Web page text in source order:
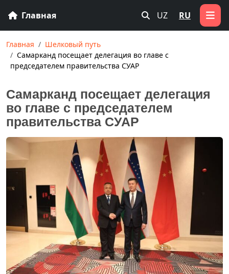
Главная UZ RU
Главная
Шелковый путь
Самарканд посещает делегация во главе с
председателем правительства СУАР
Самарканд посещает делегация
во главе с председателем
правительства СУАР